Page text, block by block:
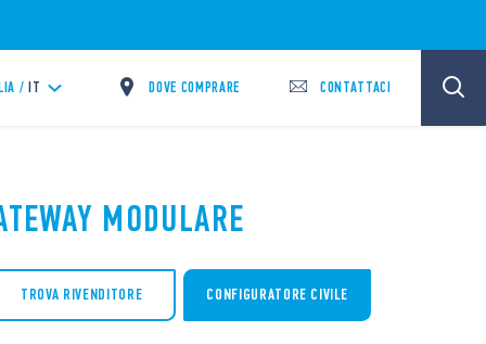
/ IT DOVE COMPRARE CONTATTACI
MODULARE
TROVA RIVENDITORE CONFIGURATORE CIVILE